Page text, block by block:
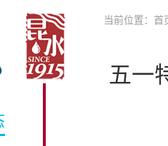
当前位置： 首
五一